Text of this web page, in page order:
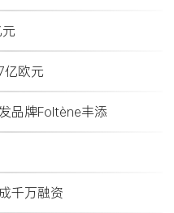
亿欧元
品牌Foltène丰添
千万融资